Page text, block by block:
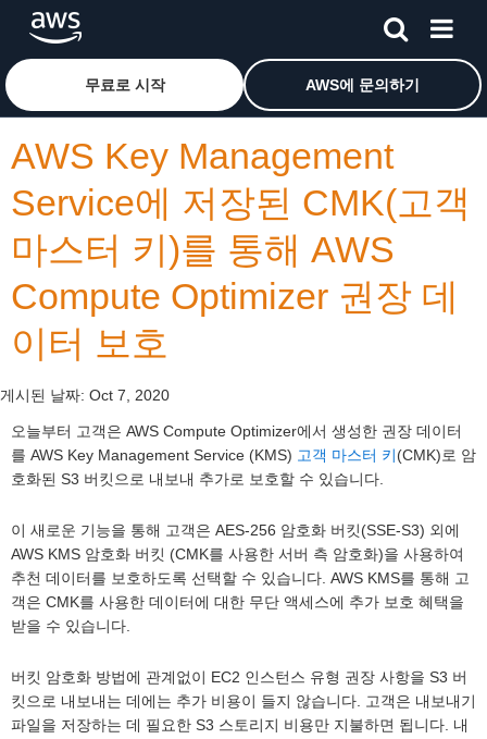
메인 콘텐츠로 건너뛰기Amazon Web Services 홈 페이지로 돌아가려면 여기를 클
무료로 시작 AWS에 문의하기
AWS Key Management
Service에 저장된 CMK(고객
마스터 키)를 통해 AWS
Compute Optimizer 권장 데
이터 보호
게시된 날짜: Oct 7, 2020
오늘부터 고객은 AWS Compute Optimizer에서 생성한 권장 데이터
를 AWS Key Management Service (KMS) 고객 마스터 키(CMK)로 암
호화된 S3 버킷으로 내보내 추가로 보호할 수 있습니다.
이 새로운 기능을 통해 고객은 AES-256 암호화 버킷(SSE-S3) 외에
AWS KMS 암호화 버킷 (CMK를 사용한 서버 측 암호화)을 사용하여
추천 데이터를 보호하도록 선택할 수 있습니다. AWS KMS를 통해 고
객은 CMK를 사용한 데이터에 대한 무단 액세스에 추가 보호 혜택을
받을 수 있습니다.
버킷 암호화 방법에 관계없이 EC2 인스턴스 유형 권장 사항을 S3 버
킷으로 내보내는 데에는 추가 비용이 들지 않습니다. 고객은 내보내기
파일을 저장하는 데 필요한 S3 스토리지 비용만 지불하면 됩니다. 내